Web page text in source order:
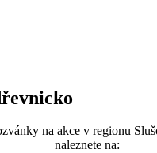
na akce v regionu
naleznete na: